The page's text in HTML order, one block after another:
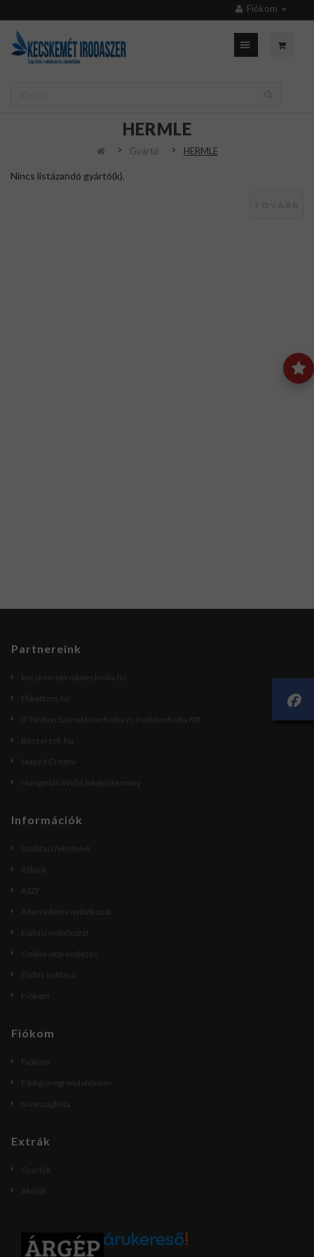
Fiókom
HERMLE
Gyártó HERMLE
Nincs listázandó gyártó(k).
Partnereink
kecskemetirodatechnika.hu
Etikettem.hu
IT Pavilon Számítástechnika és Irodatechnika Kft.
Beszerzek.hu
Maped Creativ
Hungarian Web Linkgyűjtemény
Információk
Szállítási feltételek
Rólunk
ÁSZF
Adatvédelmi nyilatkozat
Elállási nyilatkozat
Online vitarendezés
Elállás indítása
Fiókom
Fiókom
Fiókom
Eddigi megrendeléseim
Kívánságlista
Extrák
Gyártók
Akciók